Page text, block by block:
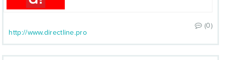
(0)
http://www.directline.pro